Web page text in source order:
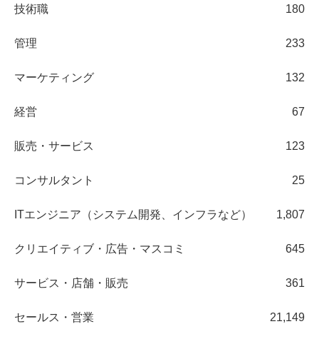
技術職 180
管理 233
マーケティング 132
経営 67
販売・サービス 123
コンサルタント 25
ITエンジニア（システム開発、インフラなど） 1,807
クリエイティブ・広告・マスコミ 645
サービス・店舗・販売 361
セールス・営業 21,149